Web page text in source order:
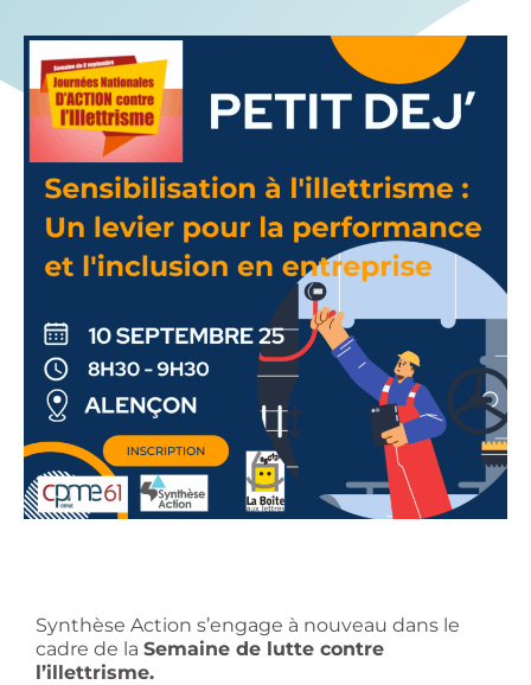
Synthèse Action s’engage à nouveau dans le
cadre de la Semaine de lutte contre
l’illettrisme.